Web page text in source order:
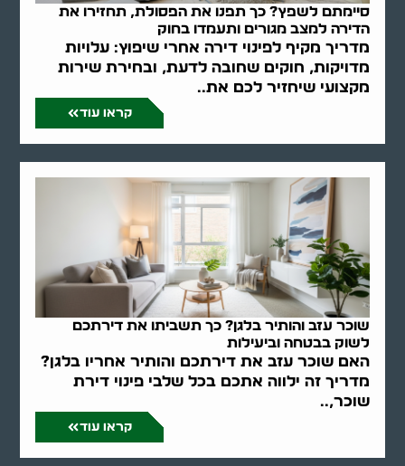
סיימתם לשפץ? כך תפנו את הפסולת, תחזירו את
הדירה למצב מגורים ותעמדו בחוק
מדריך מקיף לפינוי דירה אחרי שיפוץ: עלויות
מדויקות, חוקים שחובה לדעת, ובחירת שירות
מקצועי שיחזיר לכם את..
קראו עוד
שוכר עזב והותיר בלגן? כך תשביתו את דירתכם
לשוק בבטחה וביעילות
האם שוכר עזב את דירתכם והותיר אחריו בלגן?
מדריך זה ילווה אתכם בכל שלבי פינוי דירת
שוכר,..
קראו עוד